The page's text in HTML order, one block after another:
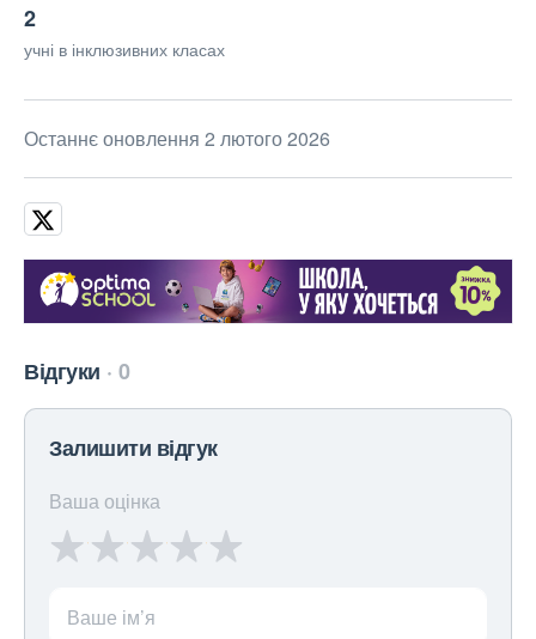
2
учні в інклюзивних класах
Останнє оновлення 2 лютого 2026
Відгуки 0
Залишити відгук
Ваша оцінка
Ваше ім’я